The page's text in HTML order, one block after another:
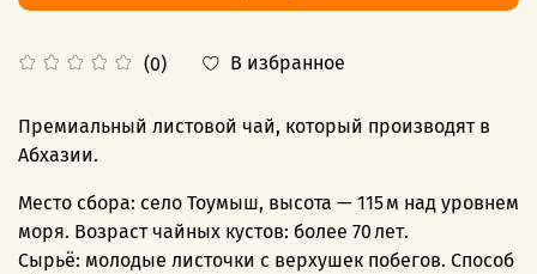
(0) В избранное
Премиальный листовой чай, который производят в
Абхазии.
Место сбора: село Тоумыш, высота — 115 м над уровнем
моря. Возраст чайных кустов: более 70 лет.
Сырьё: молодые листочки с верхушек побегов. Способ